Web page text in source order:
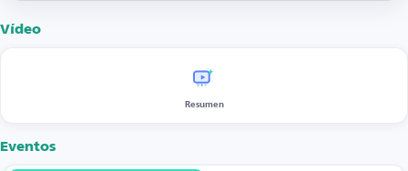
Vídeo
Resumen
Eventos